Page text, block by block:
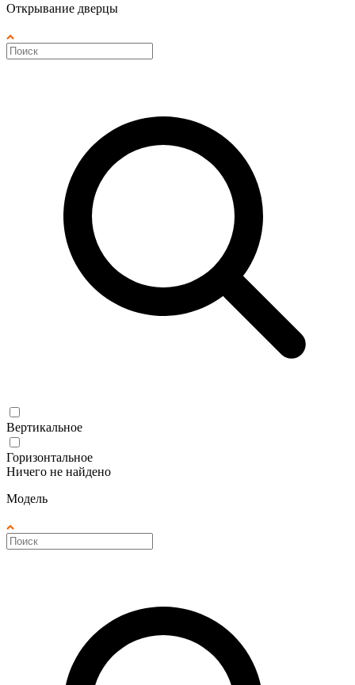
Открывание дверцы
Вертикальное
Горизонтальное
Ничего не найдено
Модель